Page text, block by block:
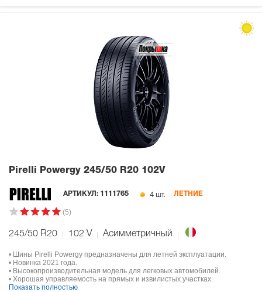
Pirelli Powergy 245/50 R20 102V
АРТИКУЛ: 1111765 4 шт. ЛЕТНИЕ
(5)
245/50 R20 102 V Асимметричный
• Шины Pirelli Powergy предназначены для летней эксплуатации.
• Новинка 2021 года.
• Высокопроизводительная модель для легковых автомобилей.
• Хорошая управляемость на прямых и извилистых участках.
Показать полностью